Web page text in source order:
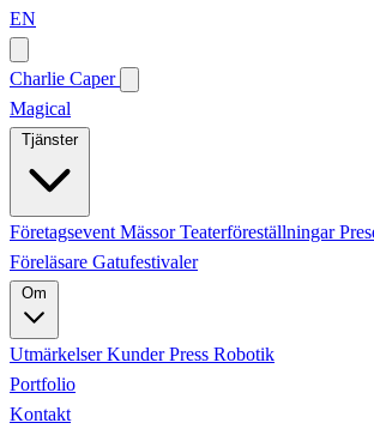
EN
Charlie Caper
Magical
Tjänster
Företagsevent MässorTeaterföreställningar
Föreläsare Gatufestivaler
UtmärkelserKunderPress Robotik
Portfolio
Kontakt